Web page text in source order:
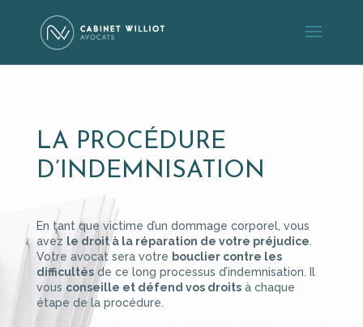
LA PROCÉDURE
D’INDEMNISATION
En tant que victime d’un dommage corporel, vous
avez le droit à la réparation de votre préjudice.
Votre avocat sera votre bouclier contre les
difficultésde ce long processus d’indemnisation. Il
vous conseille et défend vos droitsà chaque
étape de la procédure.